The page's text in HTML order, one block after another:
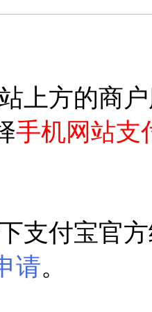
上方的商
手机网站支
支付宝官
请。